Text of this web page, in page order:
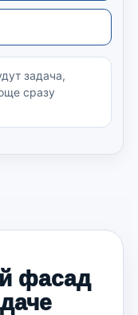
задача,
сразу
фасад